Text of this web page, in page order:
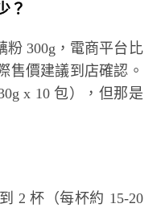
？
粉 300g，電商平台比
售價建議到店確認。
x 10 包），但那是
2 杯（每杯約 15-20